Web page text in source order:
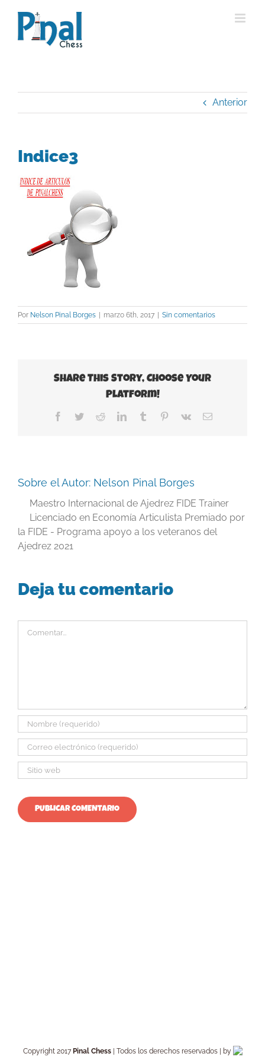
contenido
Anterior
Indice3
Por Nelson Pinal Borges | marzo 6th, 2017 | Sin comentarios
Share This Story, Choose Your
Platform!
Facebook
TwitterRedditLinkedInTumblr Pinterest
Vk
Correo
Sobre el Autor: Nelson Pinal Borges
Maestro Internacional de Ajedrez FIDE Trainer
Licenciado en Economía Articulista Premiado por
la FIDE - Programa apoyo a los veteranos del
Ajedrez 2021
Deja tu comentario
Copyright 2017 Pinal Chess| Todos los derechos reservados | by